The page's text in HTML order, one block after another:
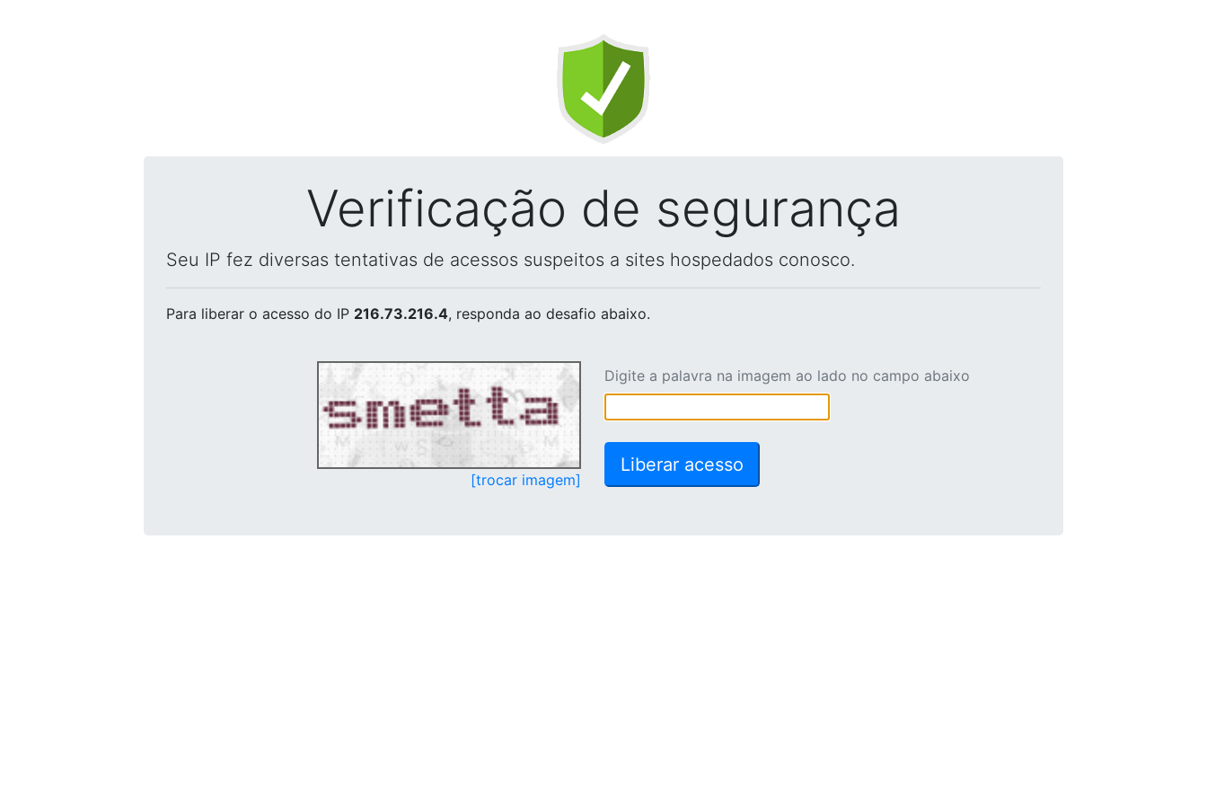
Verificação de segurança
Seu IP fez diversas tentativas de acessos suspeitos a sites hospedados conosco.
Para liberar o acesso do IP 216.73.216.4, responda ao desafio abaixo.
[trocar imagem]
Digite a palavra na imagem ao lado no campo abaixo